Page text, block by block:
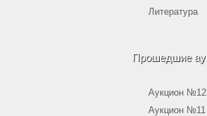
Литература
Прошедшие
Аукцион №12
Аукцион №11